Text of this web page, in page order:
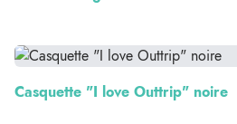
Casquette "I love Outtrip" noire